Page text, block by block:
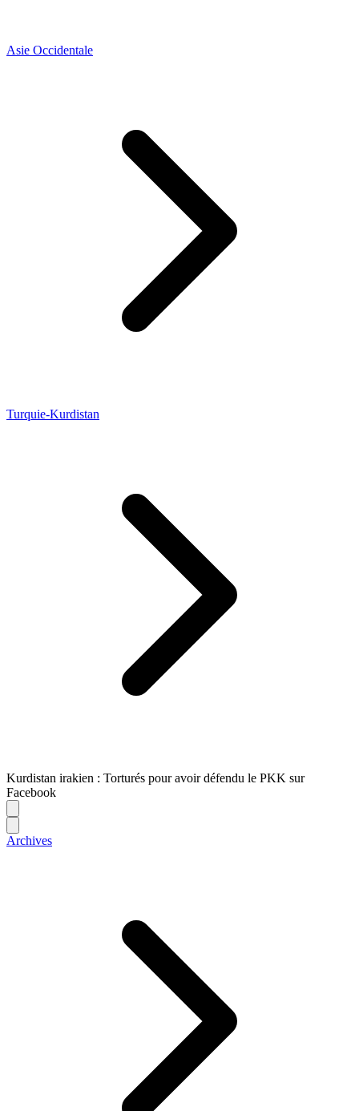
Asie Occidentale
Turquie-Kurdistan
Kurdistan irakien : Torturés pour avoir défendu le PKK sur
Facebook
Archives